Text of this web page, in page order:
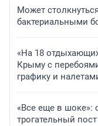
Может
бактериальными
«На 18
Крыму с
графику и
«Все еще в шоке»:
трогательный